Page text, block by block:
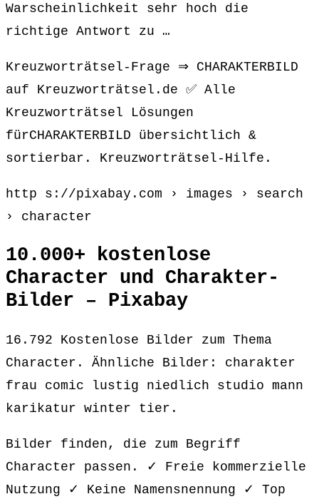
Warscheinlichkeit sehr hoch die
richtige Antwort zu …
Kreuzworträtsel-Frage ⇒ CHARAKTERBILD
auf Kreuzworträtsel.de ✅ Alle
Kreuzworträtsel Lösungen
fürCHARAKTERBILD übersichtlich &
sortierbar. Kreuzworträtsel-Hilfe.
http s://pixabay.com › images › search
› character
10.000+ kostenlose
Character und Charakter-
Bilder – Pixabay
16.792 Kostenlose Bilder zum Thema
Character. Ähnliche Bilder: charakter
frau comic lustig niedlich studio mann
karikatur winter tier.
Bilder finden, die zum Begriff
Character passen. ✓ Freie kommerzielle
Nutzung ✓ Keine Namensnennung ✓ Top